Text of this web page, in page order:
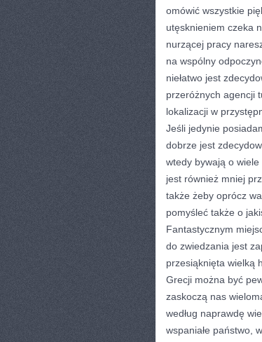
omówić wszystkie
utęsknieniem czeka
nurzącej pracy
na wspólny
niełatwo jest
przeróżnych agencji
lokalizacji w
Jeśli jedynie
dobrze jest
wtedy bywają o
jest również mniej
także żeby oprócz
pomyśleć także o
Fantastycznym
do zwiedzania jest
przesiąknięta wielką
Grecji można być
zaskoczą nas
według naprawdę
wspaniałe państwo,